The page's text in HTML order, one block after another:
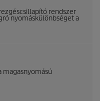
rendszer
nyomáskülönbséget a
magasnyomású